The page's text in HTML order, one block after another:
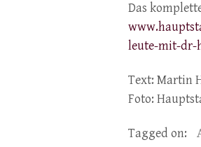
Das
leute-mit-dr-
Text: Martin
Foto:
Tagged on: